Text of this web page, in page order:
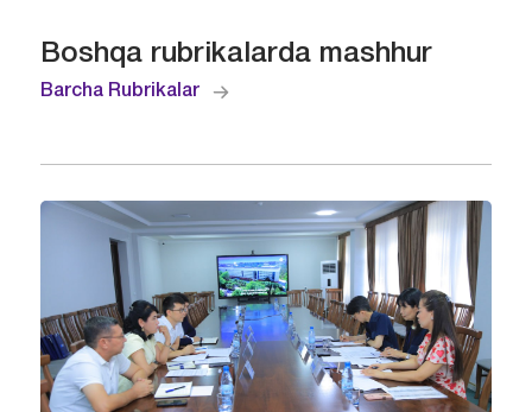
Boshqa rubrikalarda mashhur
Barcha Rubrikalar